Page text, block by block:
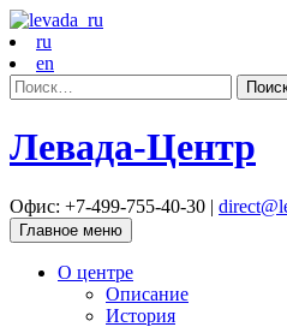
ru
en
Найти:
Левада-Центр
Офис: +7-499-755-40-30 |
Главное меню
О центре
Описание
История